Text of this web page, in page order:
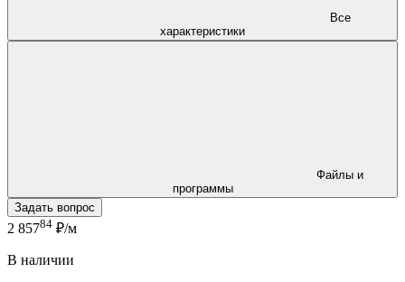
характеристики
программы
Задать вопрос
2 85784 ₽/м
В наличии